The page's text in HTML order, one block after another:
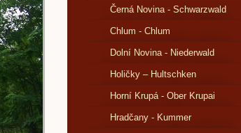
Černá Novina - Schwarzwald
Chlum - Chlum
Dolní Novina - Niederwald
Holičky – Hultschken
Horní Krupá - Ober Krupai
Hradčany - Kummer